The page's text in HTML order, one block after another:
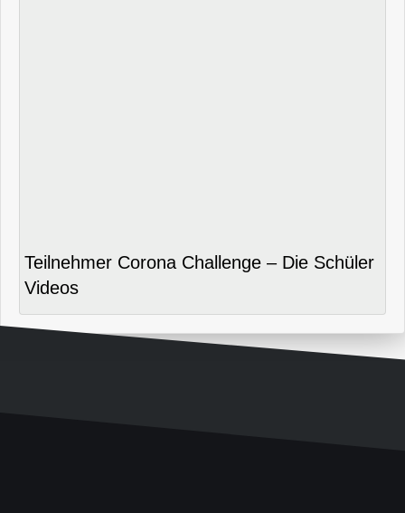
Teilnehmer Corona Challenge – Die Schüler
Videos